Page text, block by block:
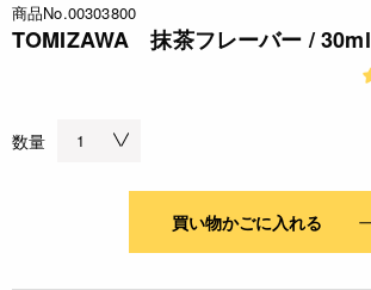
商品No.00303800
TOMIZAWA 抹茶フレーバー / 30ml
数量
買い物かごに入れる